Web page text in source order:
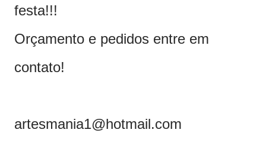
festa!!!
Orçamento e pedidos entre em
contato!
artesmania1@hotmail.com